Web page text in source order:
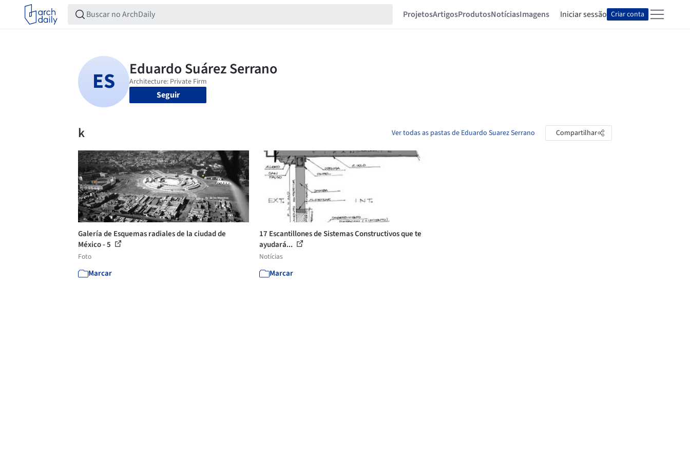
ProjetosArtigosProdutosNotíciasImagens Iniciar sessão Criar conta
Seguir
k Ver todas as pastas de Eduardo Suarez Serrano Compartilhar
Galería de Esquemas radiales de la ciudad de
México - 5
Foto
Marcar
17 Escantillones de Sistemas Constructivos que te
ayudará...
Notícias
Marcar